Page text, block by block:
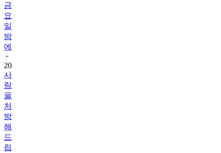
금
요
일
밤
에
20
사
랑
을
처
방
해
드
립